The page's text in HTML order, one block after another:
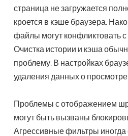
страница не загружается
кроется в кэше браузера.
файлы могут конфликтовать
Очистка истории и кэша
проблему. В настройках
удаления данных о просмотре.
Проблемы с отображением
могут быть вызваны
Агрессивные фильтры